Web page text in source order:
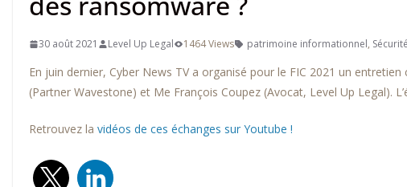
30 août 2021 Level Up Legal 1464 Views patrimoine informationnel,
En juin dernier, Cyber News TV a organisé pour le FIC 2021 un
(Partner Wavestone) et Me François Coupez (Avocat, Level Up Legal).
Retrouvez la vidéos de ces échanges sur Youtube !